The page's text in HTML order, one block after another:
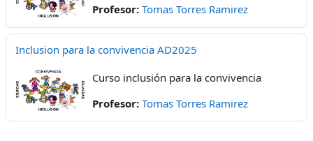
Profesor: Tomas Torres Ramirez
Inclusion para la convivencia AD2025
Curso inclusión para la convivencia
Profesor: Tomas Torres Ramirez